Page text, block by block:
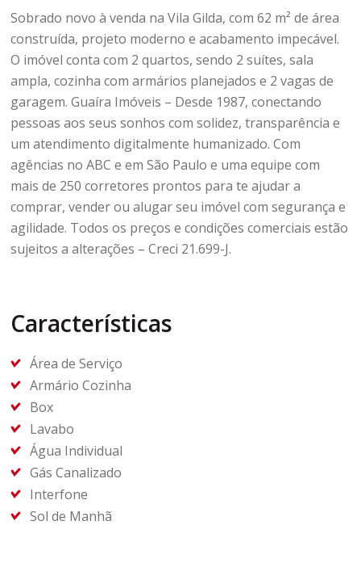
Sobrado novo à venda na Vila Gilda, com 62 m² de área
construída, projeto moderno e acabamento impecável.
O imóvel conta com 2 quartos, sendo 2 suítes, sala
ampla, cozinha com armários planejados e 2 vagas de
garagem. Guaíra Imóveis – Desde 1987, conectando
pessoas aos seus sonhos com solidez, transparência e
um atendimento digitalmente humanizado. Com
agências no ABC e em São Paulo e uma equipe com
mais de 250 corretores prontos para te ajudar a
comprar, vender ou alugar seu imóvel com segurança e
agilidade. Todos os preços e condições comerciais estão
sujeitos a alterações – Creci 21.699-J.
Características
Área de Serviço
Armário Cozinha
Box
Lavabo
Água Individual
Gás Canalizado
Interfone
Sol de Manhã